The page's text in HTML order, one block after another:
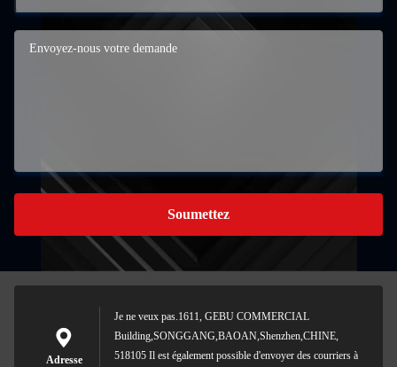
Soumettez
Adresse
Je ne veux pas.1611, GEBU COMMERCIAL
Building,SONGGANG,BAOAN,Shenzhen,CHINE,
518105 Il est également possible d'envoyer des courriers à